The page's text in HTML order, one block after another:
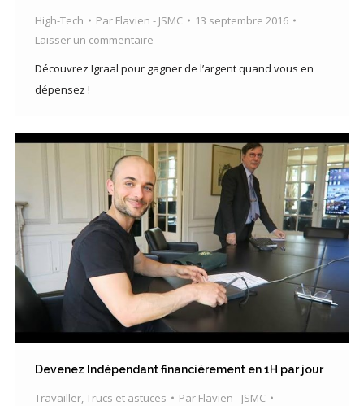
High-Tech Par Flavien - JSMC
13 septembre 2016
Laisser un commentaire
Découvrez Igraal pour gagner de l’argent quand vous en
dépensez !
Devenez Indépendant financièrement en 1H par jour
Travailler,Trucs et astuces Par Flavien - JSMC